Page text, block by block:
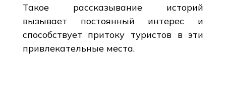
Такое рассказывание историй
вызывает постоянный интерес и
способствует притоку туристов в эти
привлекательные места.